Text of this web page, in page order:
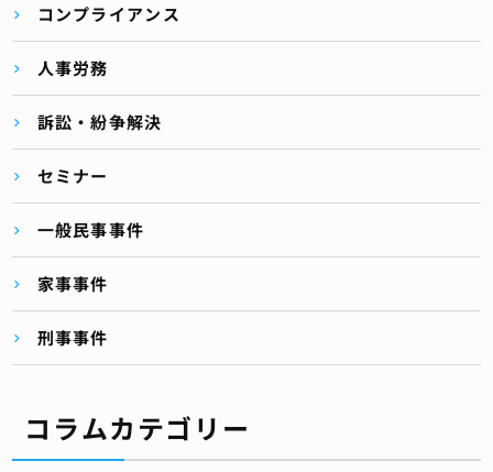
コンプライアンス
人事労務
訴訟・紛争解決
セミナー
一般民事事件
家事事件
刑事事件
コラムカテゴリー